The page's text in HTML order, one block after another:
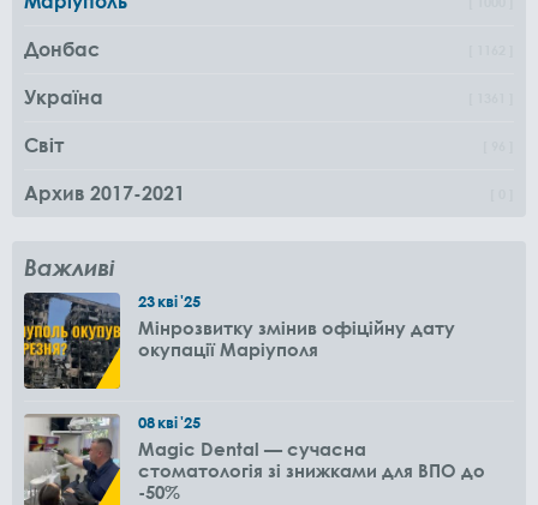
Донбас
Україна
Світ
Архив 2017-2021
Важливі
23кві'25
Мінрозвитку змінив офіційну дату
окупації Маріуполя
08кві'25
Magic Dental — сучасна
стоматологія зі знижками для ВПО до
-50%